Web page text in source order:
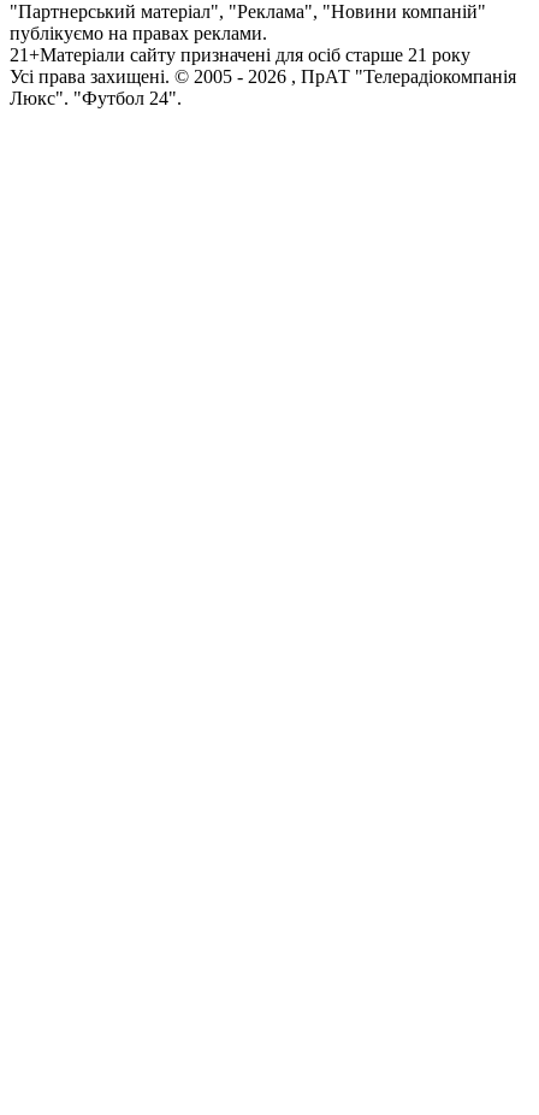
"Партнерський матеріал", "Реклама", "Новини компаній"
публікуємо на правах реклами.
21+Матеріали сайту призначені для осіб старше 21 року
Усi права захищенi. © 2005 - 2026 , ПрАТ "Телерадіокомпанія
Люкс". "Футбол 24".